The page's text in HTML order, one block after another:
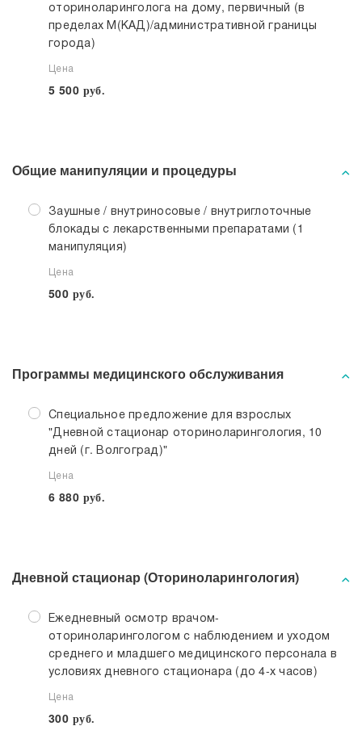
оториноларинголога на дому, первичный (в
пределах М(КАД)/административной границы
города)
Цена
5 500 руб.
Общие манипуляции и процедуры
Заушные / внутриносовые / внутриглоточные
блокады с лекарственными препаратами (1
манипуляция)
Цена
500 руб.
Программы медицинского обслуживания
Специальное предложение для взрослых
"Дневной стационар оториноларингология, 10
дней (г. Волгоград)"
Цена
6 880 руб.
Дневной стационар (Оториноларингология)
Ежедневный осмотр врачом-
оториноларингологом с наблюдением и уходом
среднего и младшего медицинского персонала в
условиях дневного стационара (до 4-х часов)
Цена
300 руб.